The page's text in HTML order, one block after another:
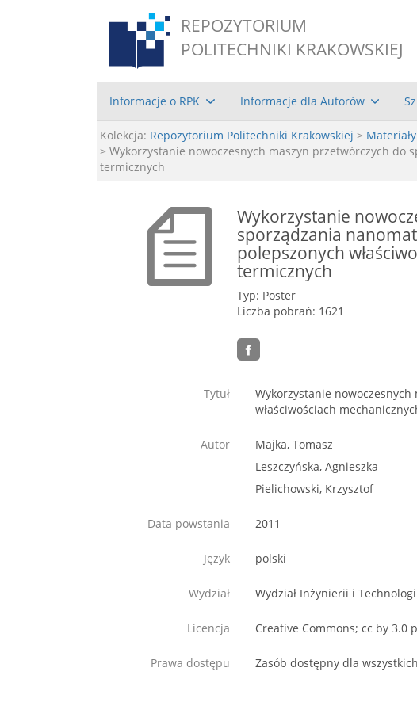
REPOZYTORIUM
POLITECHNIKI KRAKOWSKIEJ
Informacje o RPK Informacje dla Autorów
Kolekcja: Repozytorium Politechniki Krakowskiej >
> Wykorzystanie nowoczesnych maszyn przetwórczych do
termicznych
Wykorzystanie
sporządzania
polepszonych
termicznych
Typ: Poster
Liczba pobrań: 1621
Tytuł
Wykorzystanie
właściwościach
Autor
Majka, Tomasz
Leszczyńska, Agnieszka
Pielichowski, Krzysztof
Data powstania 2011
Język polski
Wydział Wydział Inżynierii i
Licencja Creative Commons; cc by 3.0
Prawa dostępu Zasób dostępny dla wszystkich